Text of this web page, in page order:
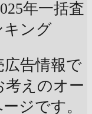
年一括査
キング
告情報で
考えのオー
ジです。